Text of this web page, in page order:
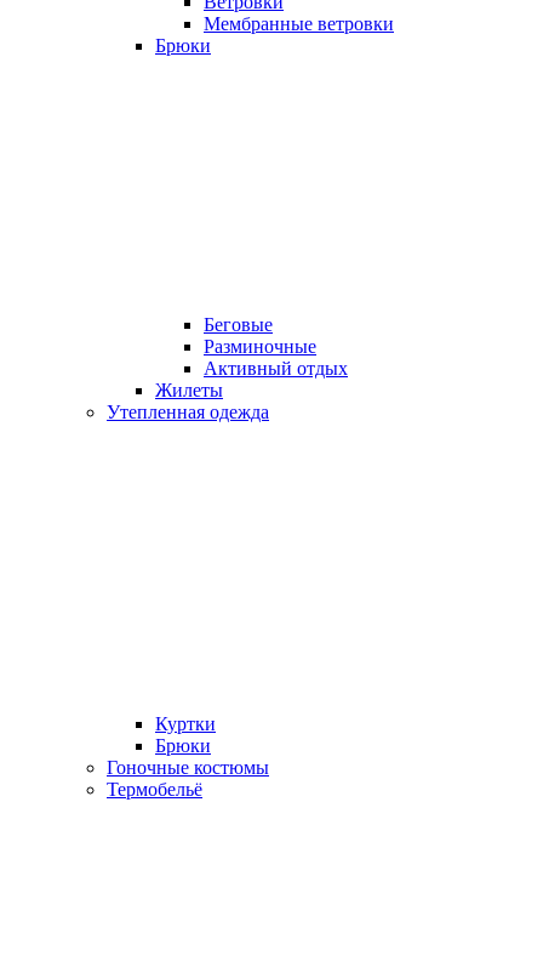
Мембранные ветровки
Брюки
Беговые
Разминочные
Активный отдых
Жилеты
Утепленная одежда
Куртки
Брюки
Гоночные костюмы
Термобельё